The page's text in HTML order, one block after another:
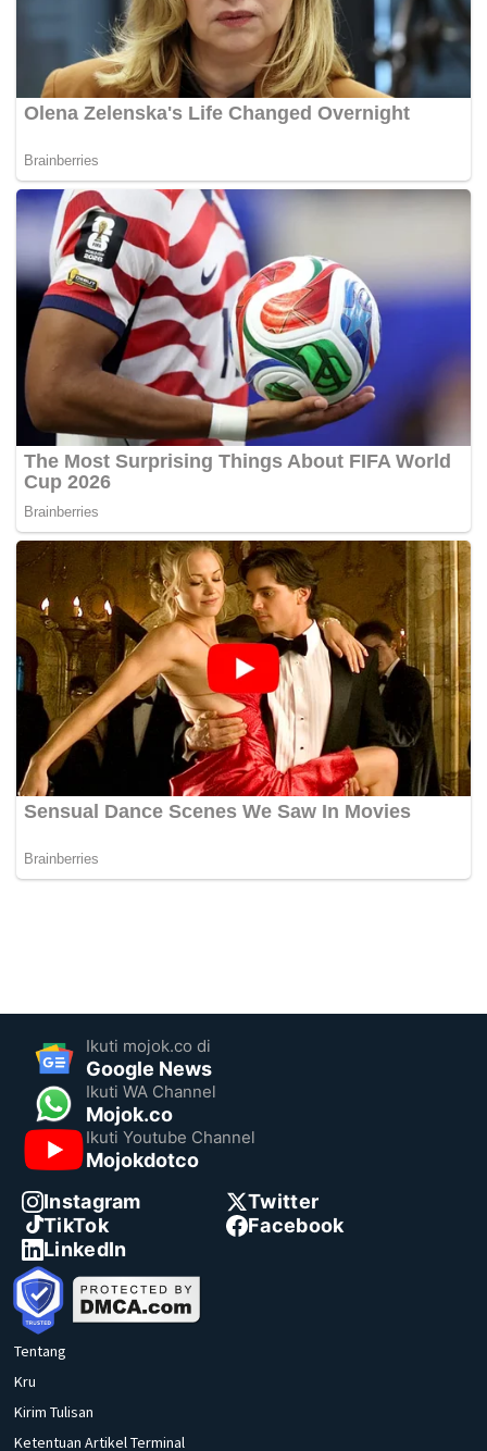
Ikuti mojok.co di
Google News
Ikuti WA Channel
Mojok.co
Ikuti Youtube Channel
Mojokdotco
Instagram
Twitter
TikTok
Facebook
LinkedIn
Tentang
Kru
Kirim Tulisan
Ketentuan Artikel Terminal